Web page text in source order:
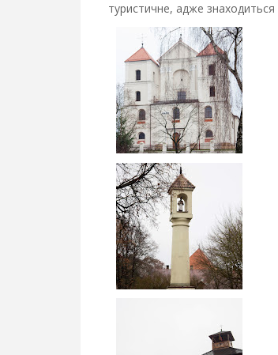
туристичне, адже